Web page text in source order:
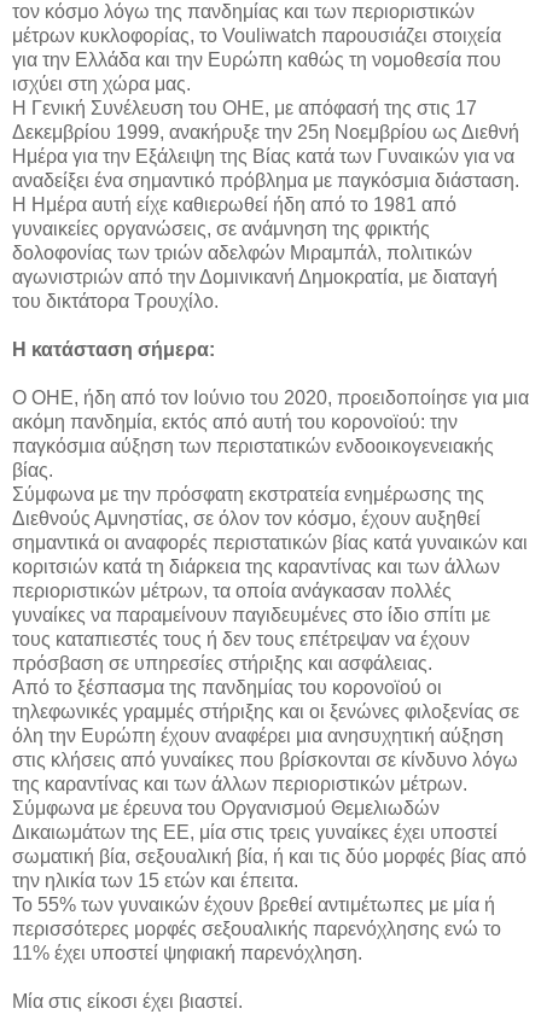
τον κόσμο λόγω της πανδημίας και των περιοριστικών
μέτρων κυκλοφορίας, το Vouliwatch παρουσιάζει στοιχεία
για την Ελλάδα και την Ευρώπη καθώς τη νομοθεσία που
ισχύει στη χώρα μας.
Η Γενική Συνέλευση του ΟΗΕ, με απόφασή της στις 17
Δεκεμβρίου 1999, ανακήρυξε την 25η Νοεμβρίου ως Διεθνή
Ημέρα για την Εξάλειψη της Βίας κατά των Γυναικών για να
αναδείξει ένα σημαντικό πρόβλημα με παγκόσμια διάσταση.
Η Ημέρα αυτή είχε καθιερωθεί ήδη από το 1981 από
γυναικείες οργανώσεις, σε ανάμνηση της φρικτής
δολοφονίας των τριών αδελφών Μιραμπάλ, πολιτικών
αγωνιστριών από την Δομινικανή Δημοκρατία, με διαταγή
του δικτάτορα Τρουχίλο.
Η κατάσταση σήμερα:
Ο ΟΗΕ, ήδη από τον Ιούνιο του 2020, προειδοποίησε για μια
ακόμη πανδημία, εκτός από αυτή του κορονοϊού: την
παγκόσμια αύξηση των περιστατικών ενδοοικογενειακής
βίας.
Σύμφωνα με την πρόσφατη εκστρατεία ενημέρωσης της
Διεθνούς Αμνηστίας, σε όλον τον κόσμο, έχουν αυξηθεί
σημαντικά οι αναφορές περιστατικών βίας κατά γυναικών και
κοριτσιών κατά τη διάρκεια της καραντίνας και των άλλων
περιοριστικών μέτρων, τα οποία ανάγκασαν πολλές
γυναίκες να παραμείνουν παγιδευμένες στο ίδιο σπίτι με
τους καταπιεστές τους ή δεν τους επέτρεψαν να έχουν
πρόσβαση σε υπηρεσίες στήριξης και ασφάλειας.
Από το ξέσπασμα της πανδημίας του κορονοϊού οι
τηλεφωνικές γραμμές στήριξης και οι ξενώνες φιλοξενίας σε
όλη την Ευρώπη έχουν αναφέρει μια ανησυχητική αύξηση
στις κλήσεις από γυναίκες που βρίσκονται σε κίνδυνο λόγω
της καραντίνας και των άλλων περιοριστικών μέτρων.
Σύμφωνα με έρευνα του Οργανισμού Θεμελιωδών
Δικαιωμάτων της ΕΕ, μία στις τρεις γυναίκες έχει υποστεί
σωματική βία, σεξουαλική βία, ή και τις δύο μορφές βίας από
την ηλικία των 15 ετών και έπειτα.
Το 55% των γυναικών έχουν βρεθεί αντιμέτωπες με μία ή
περισσότερες μορφές σεξουαλικής παρενόχλησης ενώ το
11% έχει υποστεί ψηφιακή παρενόχληση.
Μία στις είκοσι έχει βιαστεί.